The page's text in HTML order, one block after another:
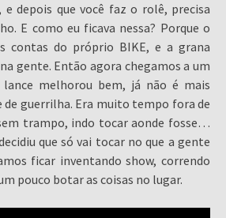
depois que você faz o rolê, precisa
E como eu ficava nessa? Porque o
contas do próprio BIKE, e a grana
gente. Então agora chegamos a um
melhorou bem, já não é mais
de guerrilha. Era muito tempo fora de
trampo, indo tocar aonde fosse…
que só vai tocar no que a gente
ficar inventando show, correndo
pouco botar as coisas no lugar.